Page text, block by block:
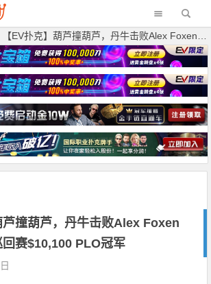
【EV扑克】葫芦撞葫芦，丹牛击败Alex Foxen夺PokerGO巡回赛$10,100 PLO冠军
芦撞葫芦，丹牛击败Alex Foxen
赛$10,100 PLO冠军